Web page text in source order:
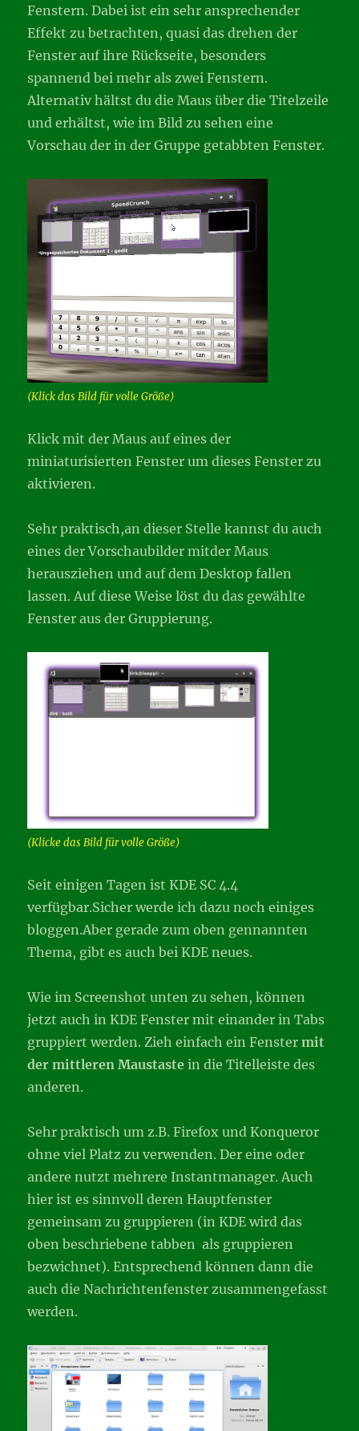
Fenstern. Dabei ist ein sehr ansprechender
Effekt zu betrachten, quasi das drehen der
Fenster auf ihre Rückseite, besonders
spannend bei mehr als zwei Fenstern.
Alternativ hältst du die Maus über die Titelzeile
und erhältst, wie im Bild zu sehen eine
Vorschau der in der Gruppe getabbten Fenster.
(Klick das Bild für volle Größe)
Klick mit der Maus auf eines der
miniaturisierten Fenster um dieses Fenster zu
aktivieren.
Sehr praktisch,an dieser Stelle kannst du auch
eines der Vorschaubilder mitder Maus
herausziehen und auf dem Desktop fallen
lassen. Auf diese Weise löst du das gewählte
Fenster aus der Gruppierung.
(Klicke das Bild für volle Größe)
Seit einigen Tagen ist KDE SC 4.4
verfügbar.Sicher werde ich dazu noch einiges
bloggen.Aber gerade zum oben gennannten
Thema, gibt es auch bei KDE neues.
Wie im Screenshot unten zu sehen, können
jetzt auch in KDE Fenster mit einander in Tabs
gruppiert werden. Zieh einfach ein Fenstermit
der mittleren Maustaste in die Titelleiste des
anderen.
Sehr praktisch um z.B. Firefox und Konqueror
ohne viel Platz zu verwenden. Der eine oder
andere nutzt mehrere Instantmanager. Auch
hier ist es sinnvoll deren Hauptfenster
gemeinsam zu gruppieren (in KDE wird das
oben beschriebene tabben als gruppieren
bezwichnet). Entsprechend können dann die
auch die Nachrichtenfenster zusammengefasst
werden.